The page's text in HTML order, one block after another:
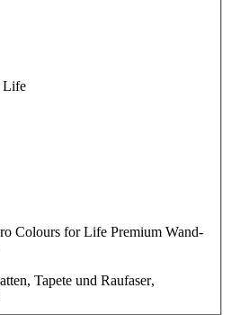
Life
Colours for Life Premium Wand-
, Tapete und Raufaser,